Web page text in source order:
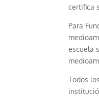
certifica
Para
escuela
Todos